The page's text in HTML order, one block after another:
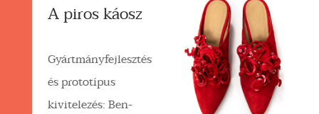
A piros káosz
Gyártmányfejlesztés
és prototípus
kivitelezés: Ben-